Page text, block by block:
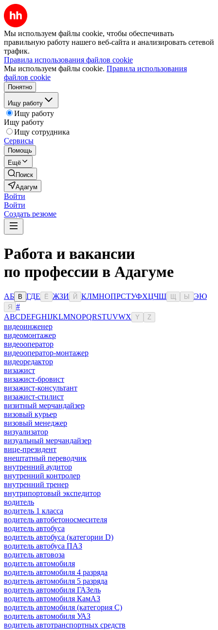
Мы используем файлы cookie, чтобы обеспечивать
правильную работу нашего веб-сайта и анализировать сетевой
трафик.
Правила использования файлов cookie
Мы используем файлы cookie. Правила использования
файлов cookie
Понятно
Ищу работу
Ищу работу
Ищу работу
Ищу сотрудника
Сервисы
Помощь
Ещё
Поиск
Адагум
Войти
Войти
Создать резюме
Работа и вакансии
по профессии в Адагуме
АБ В ГДЕ Ё ЖЗИ Й КЛМНОПРСТУФХЦЧШ Ы ЭЮ
Я
#
ABCDEFGHIJKLMNOPQRSTUVWX Y Z
видеоинженер
видеомонтажер
видеооператор
видеооператор-монтажер
видеоредактор
визажист
визажист-бровист
визажист-консультант
визажист-стилист
визитный мерчандайзер
визовый курьер
визовый менеджер
визуализатор
визуальный мерчандайзер
вице-президент
внештатный переводчик
внутренний аудитор
внутренний контролер
внутренний тренер
внутрипортовый экспедитор
водитель
водитель 1 класса
водитель автобетоносмесителя
водитель автобуса
водитель автобуса (категории D)
водитель автобуса ПАЗ
водитель автовоза
водитель автомобиля
водитель автомобиля 4 разряда
водитель автомобиля 5 разряда
водитель автомобиля ГАЗель
водитель автомобиля КамАЗ
водитель автомобиля (категория C)
водитель автомобиля УАЗ
водитель автотранспортных средств